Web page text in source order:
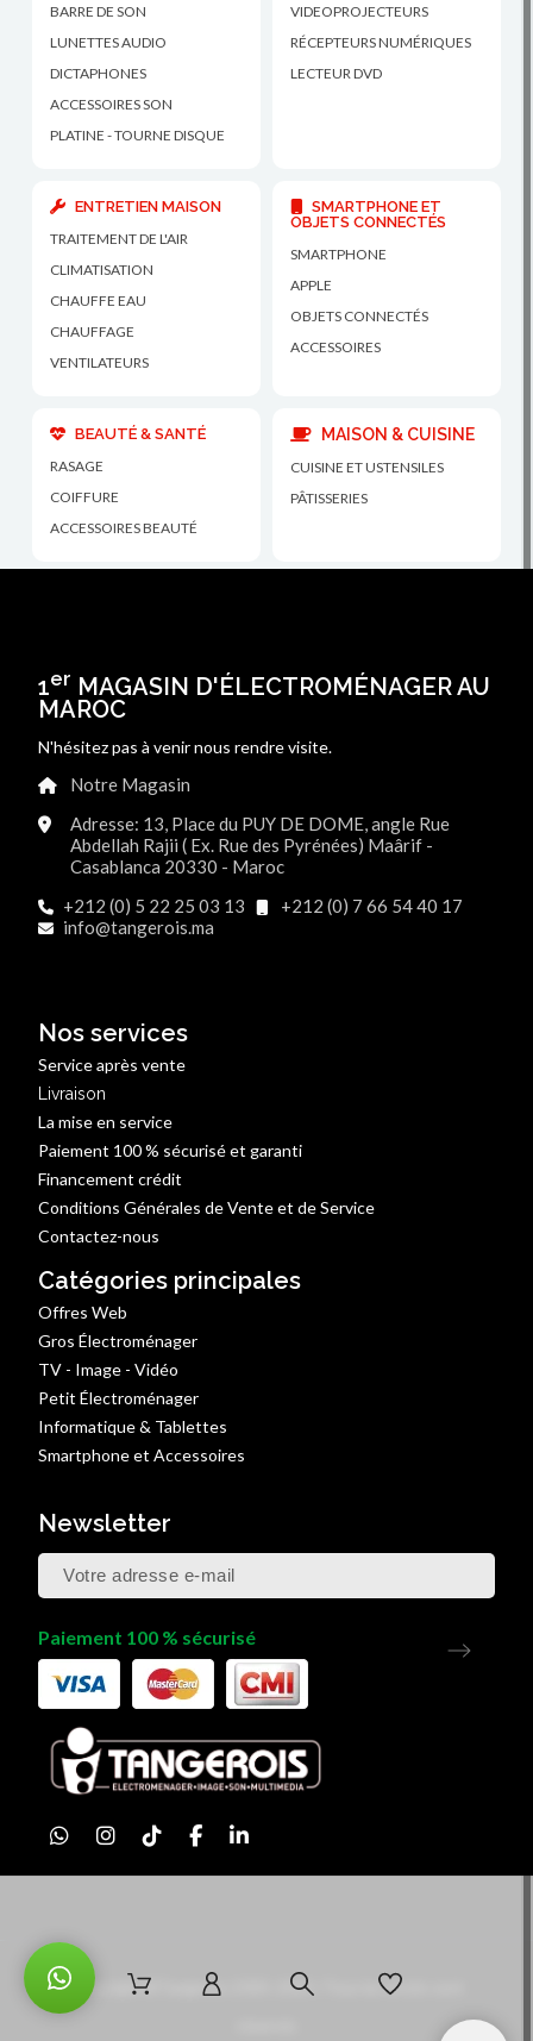
BARRE DE SON
LUNETTES AUDIO
DICTAPHONES
ACCESSOIRES SON
PLATINE - TOURNE DISQUE
VIDEOPROJECTEURS
RÉCEPTEURS NUMÉRIQUES
LECTEUR DVD
ENTRETIEN MAISON
TRAITEMENT DE L'AIR
CLIMATISATION
CHAUFFE EAU
CHAUFFAGE
VENTILATEURS
SMARTPHONE ET
OBJETS CONNECTÉS
SMARTPHONE
APPLE
OBJETS CONNECTÉS
ACCESSOIRES
BEAUTÉ & SANTÉ
RASAGE
COIFFURE
ACCESSOIRES BEAUTÉ
MAISON & CUISINE
CUISINE ET USTENSILES
PÂTISSERIES
1er MAGASIN D'ÉLECTROMÉNAGER AU
MAROC
N'hésitez pas à venir nous rendre visite.
Notre Magasin
Adresse: 13, Place du PUY DE DOME, angle Rue
Abdellah Rajii ( Ex. Rue des Pyrénées) Maârif -
Casablanca 20330 - Maroc
+212 (0) 5 22 25 03 13
+212 (0) 7 66 54 40 17
info@tangerois.ma
Nos services
Service après vente
Livraison
La mise en service
Paiement 100 % sécurisé et garanti
Financement crédit
Conditions Générales de Vente et de Service
Contactez-nous
Catégories principales
Offres Web
Gros Électroménager
TV - Image - Vidéo
Petit Électroménager
Informatique & Tablettes
Smartphone et Accessoires
Newsletter
Paiement 100 % sécurisé
Copyright ©Tangerois 2005-2025 /Tous les droits sont